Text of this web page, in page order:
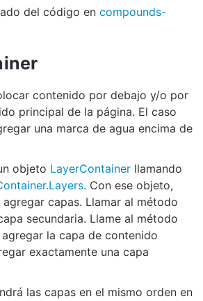
del código en compounds-
contenido por debajo y/o por
principal de la página. El caso
una marca de agua encima de
objeto LayerContainer llamando
. Con ese objeto,
capas. Llamar al método
secundaria. Llame al método
agregar la capa de contenido
exactamente una capa
las capas en el mismo orden en